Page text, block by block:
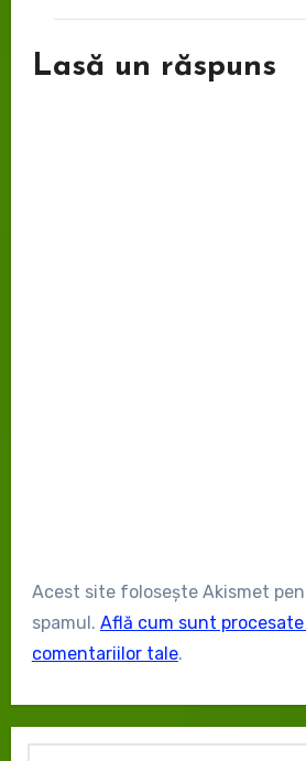
Lasă un răspuns
Acest site folosește Akismet
spamul. Află cum sunt
comentariilor tale.